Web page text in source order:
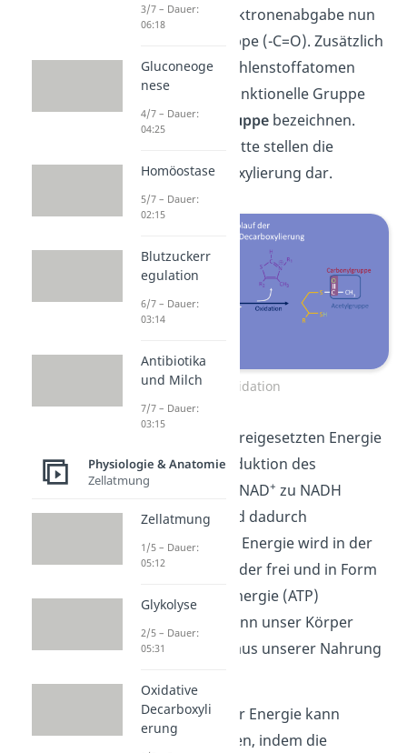
entsteht unter Elektronenabgabe nun
eine Carbonylgruppe (-C=O). Zusätzlich
mit den beiden Kohlenstoffatomen
kannst du diese funktionelle Gruppe
auch alsAcetylgruppe bezeichnen.
Diese beiden Schritte stellen die
oxidative Decarboxylierung dar.
Oxidation
Ein Teil der dabei freigesetzten Energie
wird durch die Reduktion des
Elektronencarrier NAD+ zu NADH
„eingefangen“ und dadurch
konserviert. Diese Energie wird in der
Atmungskette wieder frei und in Form
von chemischer Energie (ATP)
gespeichert. So kann unser Körper
dann die Energie aus unserer Nahrung
Der andere Teil der Energie kann
gespeichert werden, indem die
3/7 – Dauer:
06:18
Gluconeoge
nese
4/7 – Dauer:
04:25
Homöostase
5/7 – Dauer:
02:15
Blutzuckerr
egulation
6/7 – Dauer:
03:14
Antibiotika
und Milch
7/7 – Dauer:
03:15
Physiologie & Anatomie
Zellatmung
Zellatmung
1/5 – Dauer:
05:12
Glykolyse
2/5 – Dauer:
05:31
Oxidative
Decarboxyli
erung